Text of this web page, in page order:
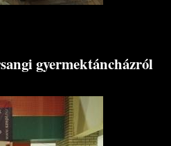
gyermektáncházról